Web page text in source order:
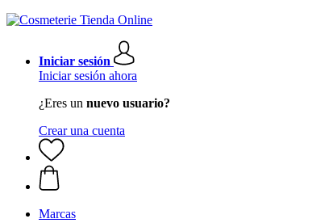
Iniciar sesión
Iniciar sesión ahora
¿Eres un nuevo usuario?
Crear una cuenta
Marcas